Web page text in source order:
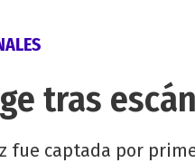
tras
fue captada por